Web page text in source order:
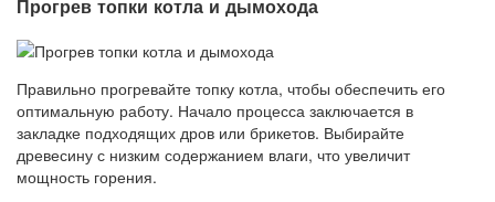
Прогрев топки котла и дымохода
Правильно прогревайте топку котла, чтобы обеспечить его
оптимальную работу. Начало процесса заключается в
закладке подходящих дров или брикетов. Выбирайте
древесину с низким содержанием влаги, что увеличит
мощность горения.